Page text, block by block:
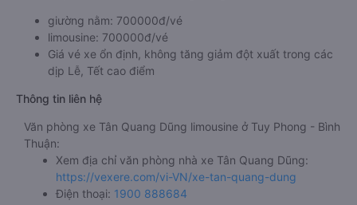
giường nằm: 700000đ/vé
limousine: 700000đ/vé
Giá vé xe ổn định, không tăng giảm đột xuất trong các
dịp Lễ, Tết cao điểm
Thông tin liên hệ
Văn phòng xe Tân Quang Dũng limousine ở Tuy Phong - Bình
Thuận:
Xem địa chỉ văn phòng nhà xe Tân Quang Dũng:
https://vexere.com/vi-VN/xe-tan-quang-dung
Điện thoại: 1900 888684